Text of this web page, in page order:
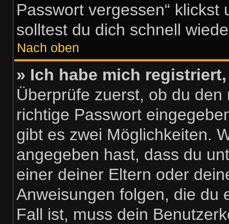
Passwort vergessen“
solltest du dich schnell
Nach oben
» Ich habe mich
Überprüfe zuerst, ob du
richtige Passwort
gibt es zwei Möglichkeiten.
angegeben hast, dass du
einer deiner Eltern oder
Anweisungen folgen, die du
Fall ist, muss dein